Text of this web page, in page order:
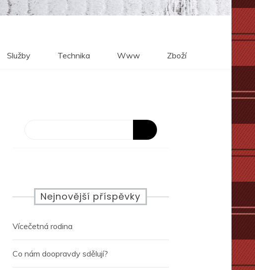
Služby Technika Www Zboží
Nejnovější příspěvky
Vícečetná rodina
Co nám doopravdy sdělují?